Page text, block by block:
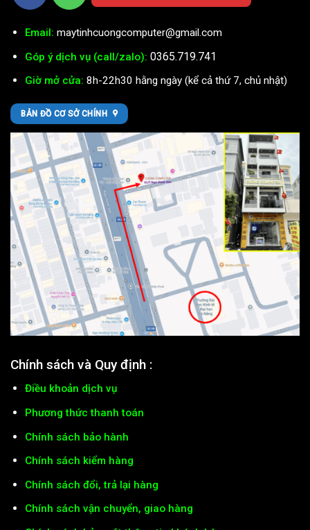
Email: maytinhcuongcomputer@gmail.com
Góp ý dịch vụ (call/zalo): 0365.719.741
Giờ mở cửa: 8h-22h30 hằng ngày (kể cả thứ 7, chủ nhật)
BẢN ĐỒ CƠ SỞ CHÍNH
Chính sách và Quy định :
Điều khoản dịch vụ
Phương thức thanh toán
Chính sách bảo hành
Chính sách kiểm hàng
Chính sách đổi, trả lại hàng
Chính sách vận chuyển, giao hàng